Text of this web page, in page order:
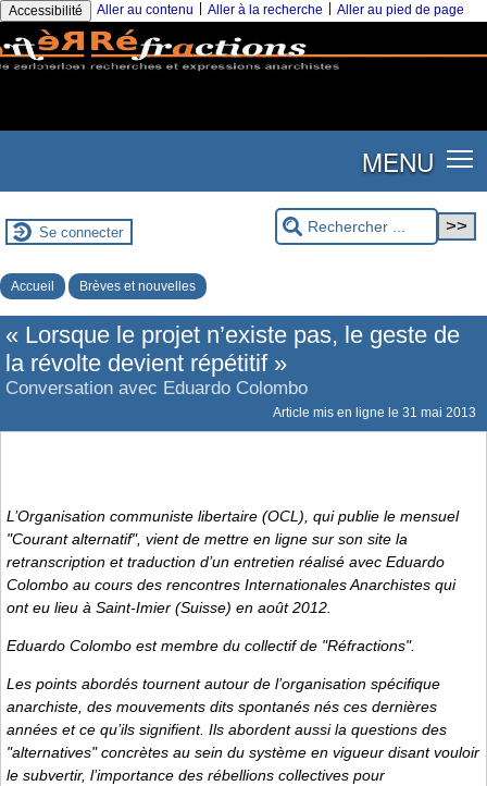
Accessibilité Aller au contenu Aller à la recherche Aller au pied de page
MENU
Se connecter
Accueil Brèves et nouvelles
« Lorsque le projet n’existe pas, le geste de
la révolte devient répétitif »
Conversation avec Eduardo Colombo
Article mis en ligne le 31 mai 2013
L’Organisation communiste libertaire (OCL), qui publie le mensuel
"Courant alternatif", vient de mettre en ligne sur son site la
retranscription et traduction d’un entretien réalisé avec Eduardo
Colombo au cours des rencontres Internationales Anarchistes qui
ont eu lieu à Saint-Imier (Suisse) en août 2012.
Eduardo Colombo est membre du collectif de "Réfractions".
Les points abordés tournent autour de l’organisation spécifique
anarchiste, des mouvements dits spontanés nés ces dernières
années et ce qu’ils signifient. Ils abordent aussi la questions des
"alternatives" concrètes au sein du système en vigueur disant vouloir
le subvertir, l’importance des rébellions collectives pour